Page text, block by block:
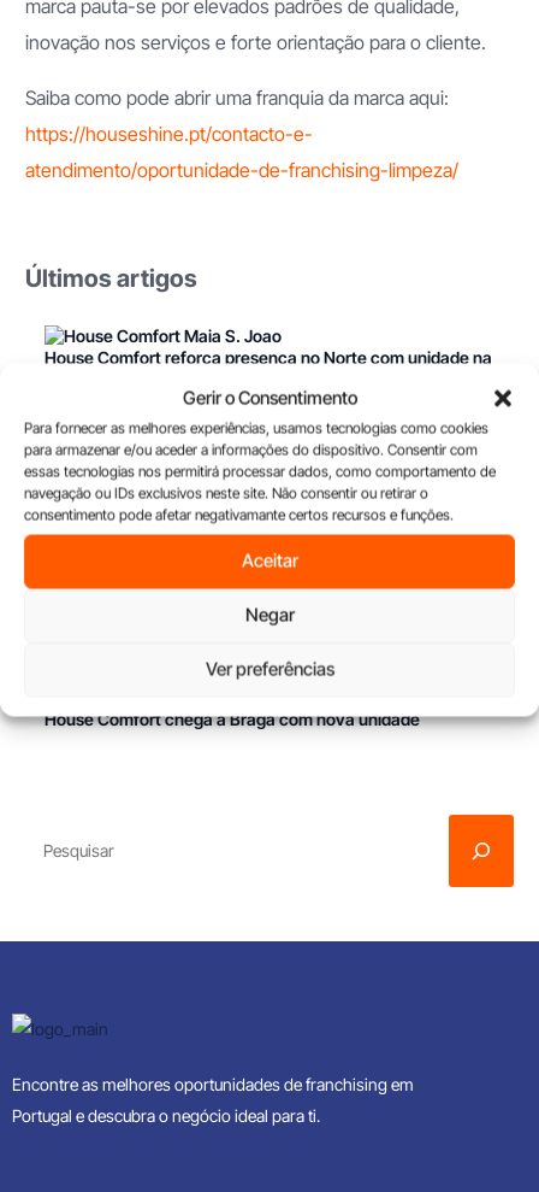
Gerir o Consentimento
Para fornecer as melhores experiências, usamos tecnologias como cookies
para armazenar e/ou aceder a informações do dispositivo. Consentir com
essas tecnologias nos permitirá processar dados, como comportamento de
navegação ou IDs exclusivos neste site. Não consentir ou retirar o
consentimento pode afetar negativamante certos recursos e funções.
Aceitar
Negar
Ver preferências
marca pauta-se por elevados padrões de qualidade,
inovação nos serviços e forte orientação para o cliente.
Saiba como pode abrir uma franquia da marca aqui:
https://houseshine.pt/contacto-e-
atendimento/oportunidade-de-franchising-limpeza/
Últimos artigos
House Comfort reforça presença no Norte com unidade na
Lagoa recebe o primeiro atelier Vangor
House Comfort reforça presença no Norte com unidade em
House Comfort chega a Braga com nova unidade
Encontre as melhores oportunidades de franchising em
Portugal e descubra o negócio ideal para ti.